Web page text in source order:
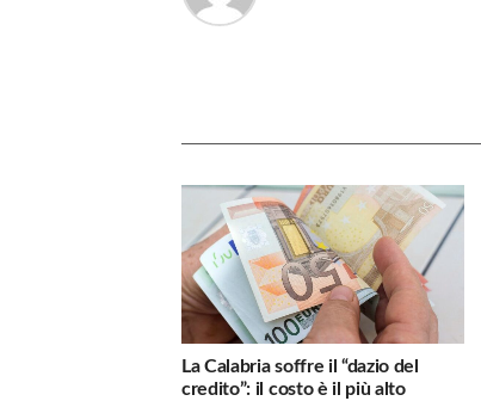
La Calabria soffre il “dazio del
credito”: il costo è il più alto